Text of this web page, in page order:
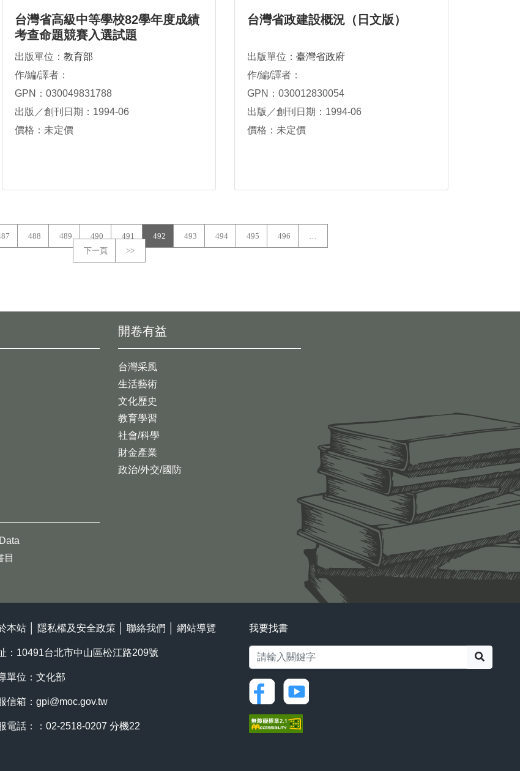
台灣省高級中等學校82學年度成績
考查命題競賽入選試題
出版單位： 教育部
作/編/譯者：
GPN：030049831788
出版／創刊日期：1994-06
價格：未定價
台灣省政建設概況（日文版）
出版單位： 臺灣省政府
作/編/譯者：
GPN：030012830054
出版／創刊日期：1994-06
價格：未定價
488 489 490 491 492 493 494 495 496
…
下一頁
>>
開卷有益
台灣采風
生活藝術
文化歷史
教育學習
社會/科學
財金產業
政治/外交/國防
目
本站 隱私權及安全政策 聯絡我們 網站導覽
：10491台北市中山區松江路209號
單位：文化部
信箱： gpi@moc.gov.tw
電話：：02-2518-0207 分機22
我要找書